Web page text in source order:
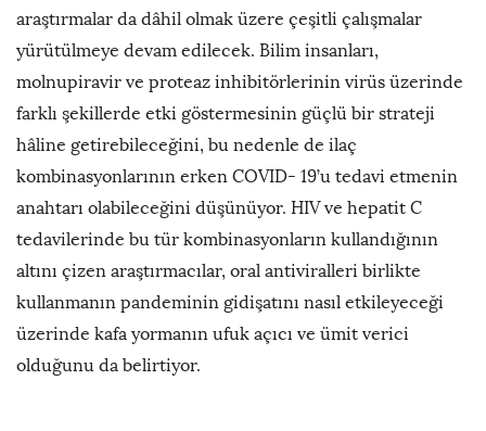
araştırmalar da dâhil olmak üzere çeşitli çalışmalar
yürütülmeye devam edilecek. Bilim insanları,
molnupiravir ve proteaz inhibitörlerinin virüs üzerinde
farklı şekillerde etki göstermesinin güçlü bir strateji
hâline getirebileceğini, bu nedenle de ilaç
kombinasyonlarının erken COVID- 19’u tedavi etmenin
anahtarı olabileceğini düşünüyor. HIV ve hepatit C
tedavilerinde bu tür kombinasyonların kullandığının
altını çizen araştırmacılar, oral antiviralleri birlikte
kullanmanın pandeminin gidişatını nasıl etkileyeceği
üzerinde kafa yormanın ufuk açıcı ve ümit verici
olduğunu da belirtiyor.